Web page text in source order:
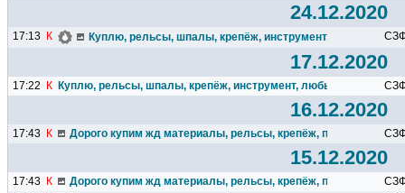
24.12.2020
17:13 К Куплю, рельсы, шпалы, крепёж, инструмент, любые жд
17.12.2020
17:22 К Куплю, рельсы, шпалы, крепёж, инструмент, любые жд
16.12.2020
17:43 К Дорого купим жд материалы, рельсы, крепёж, путевой
15.12.2020
17:43 К Дорого купим жд материалы, рельсы, крепёж, путевой